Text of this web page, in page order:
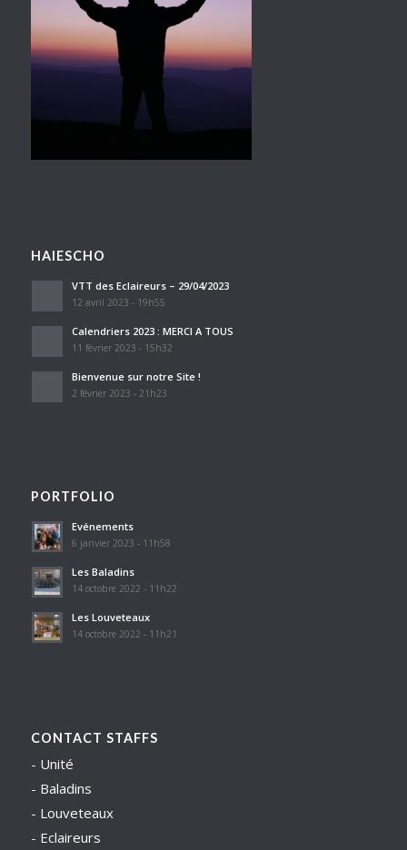
HAIESCHO
VTT des Eclaireurs – 29/04/2023
12 avril 2023 - 19h55
Calendriers 2023 : MERCI A TOUS
11 février 2023 - 15h32
Bienvenue sur notre Site !
2 février 2023 - 21h23
PORTFOLIO
Evénements
6 janvier 2023 - 11h58
Les Baladins
14 octobre 2022 - 11h22
Les Louveteaux
14 octobre 2022 - 11h21
CONTACT STAFFS
- Unité
- Baladins
- Louveteaux
- Eclaireurs